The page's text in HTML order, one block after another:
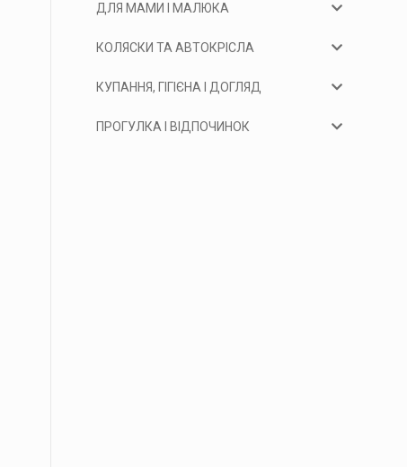
ДЛЯ МАМИ І МАЛЮКА
КОЛЯСКИ ТА АВТОКРІСЛА
КУПАННЯ, ГІГІЄНА І ДОГЛЯД
ПРОГУЛКА І ВІДПОЧИНОК